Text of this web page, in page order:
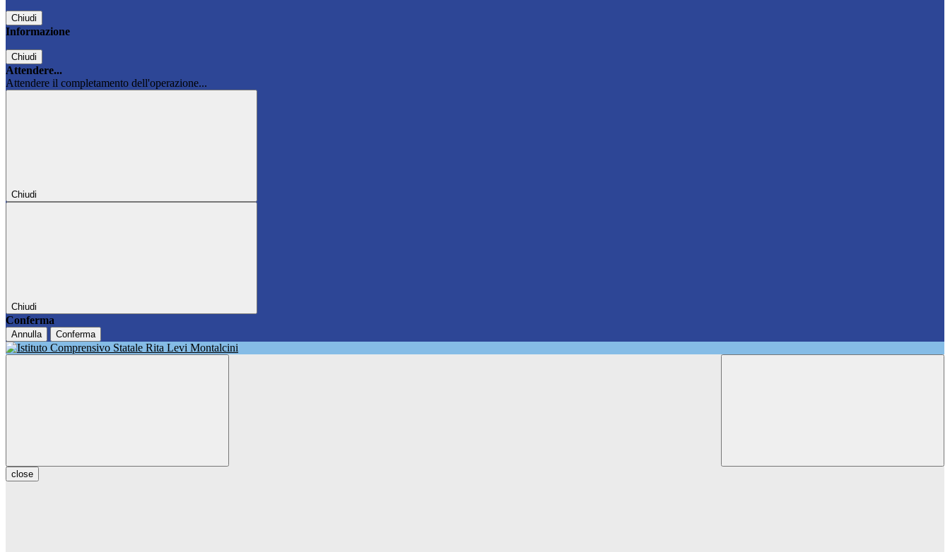
Chiudi
Informazione
Chiudi
Attendere...
Attendere il completamento dell'operazione...
Chiudi
Chiudi
Conferma
Annulla Conferma
close